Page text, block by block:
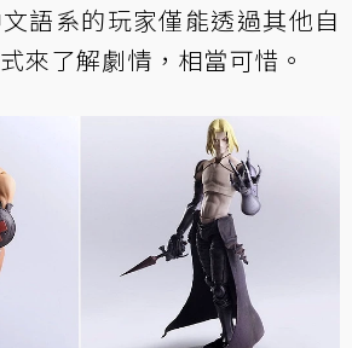
語系的玩家僅能透過其他自
來了解劇情，相當可惜。